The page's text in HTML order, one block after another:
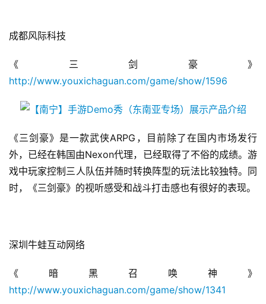
成都风际科技
《三剑豪》
http://www.youxichaguan.com/game/show/1596
《三剑豪》是一款武侠ARPG，目前除了在国内市场发行
外，已经在韩国由Nexon代理，已经取得了不俗的成绩。游
戏中玩家控制三人队伍并随时转换阵型的玩法比较独特。同
时，《三剑豪》的视听感受和战斗打击感也有很好的表现。
深圳牛蛙互动网络
《暗黑召唤神》
http://www.youxichaguan.com/game/show/1341